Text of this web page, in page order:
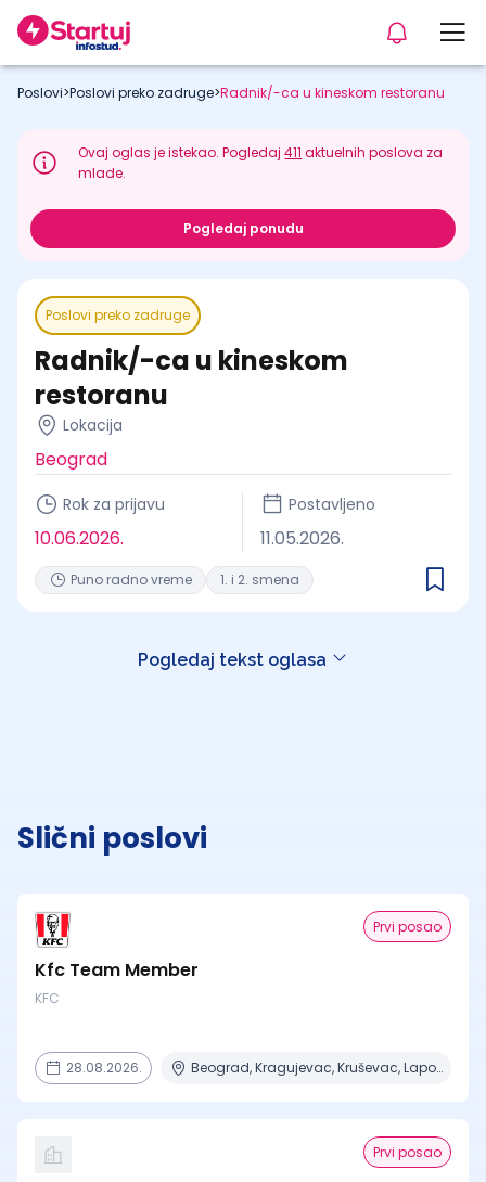
Poslovi>Poslovi preko zadruge>Radnik/-ca u kineskom restoranu
Ovaj oglas je istekao. Pogledaj411 aktuelnih poslova za
mlade.
Pogledaj ponudu
Poslovi preko zadruge
Radnik/-ca u kineskom
restoranu
Lokacija
Beograd
Rok za prijavu
10.06.2026.
Postavljeno
11.05.2026.
Puno radno vreme 1. i 2. smena
Pogledaj tekst oglasa
Slični poslovi
Prvi posao
Kfc Team Member
KFC
28.08.2026. Beograd, Kragujevac, Kruševac, Lapovo, Niš + 4 mesta
Prvi posao